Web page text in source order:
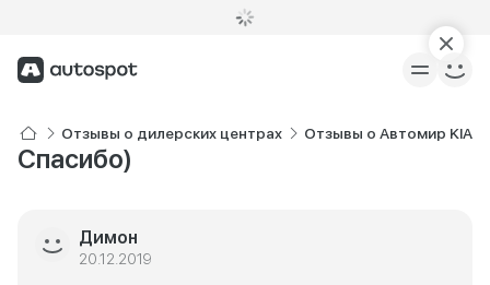
Отзывы о дилерских центрах Отзывы о Автомир KIA
Спасибо)
Димон
20.12.2019